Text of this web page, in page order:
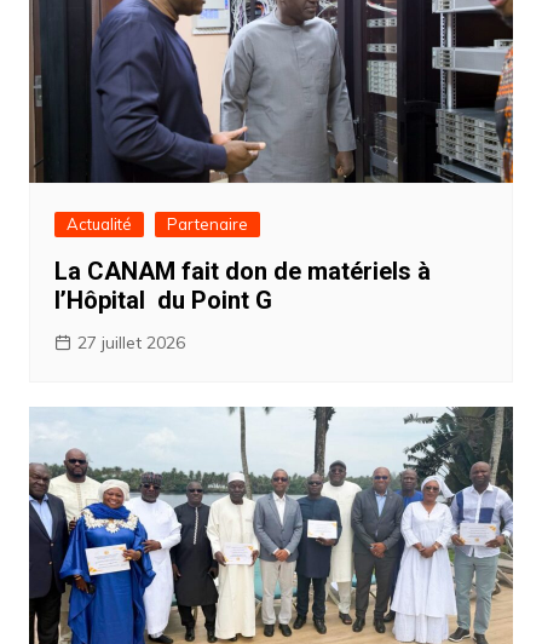
Actualité Partenaire
La CANAM fait don de matériels à
l’Hôpital du Point G
27 juillet 2026